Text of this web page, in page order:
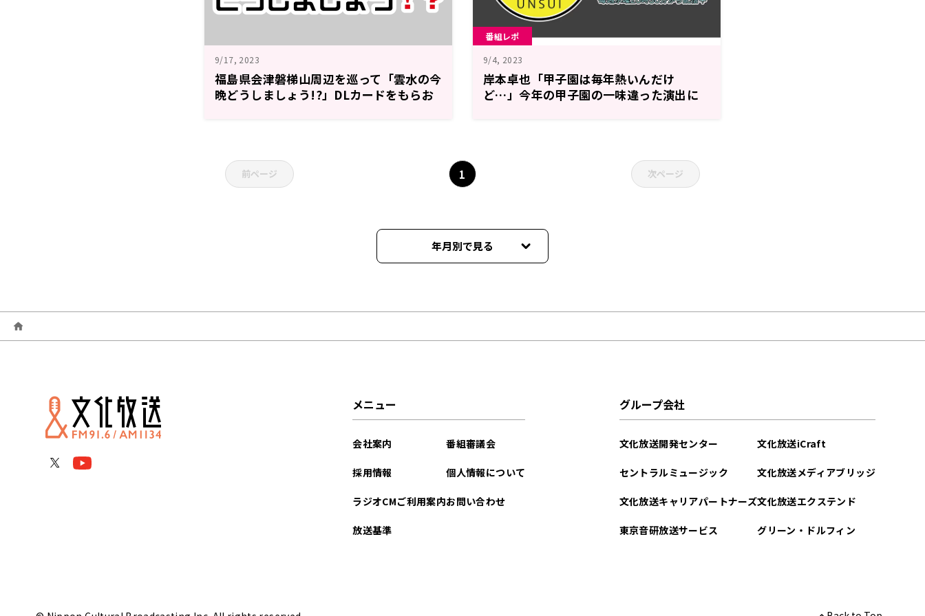
9/17, 2023
福島県会津磐梯山周辺を巡って「雲水の今
晩どうしましょう!?」DLカードをもらお
番組レポ
9/4, 2023
岸本卓也「甲子園は毎年熱いんだけ
ど…」今年の甲子園の一味違った演出に
前ページ 1 次ページ
年月別で見る
2025年10月
2025年09月
メニュー
会社案内
採用情報
ラジオCMご利用案内
放送基準
番組審議会
個人情報について
お問い合わせ
グループ会社
文化放送開発センター
セントラルミュージック
文化放送キャリアパートナーズ
東京音研放送サービス
文化放送iCraft
文化放送メディアブリッジ
文化放送エクステンド
グリーン・ドルフィン